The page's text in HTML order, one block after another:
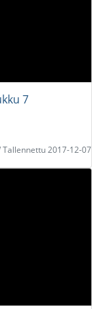
7
Tallennettu 2017-12-07